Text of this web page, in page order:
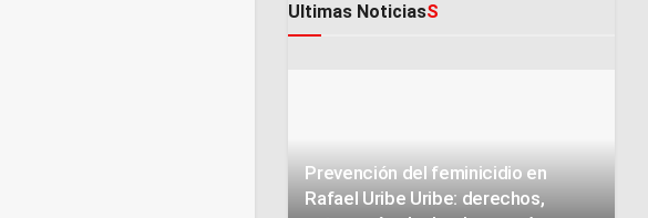
Ultimas NoticiasS
Prevención del feminicidio en
Rafael Uribe Uribe: derechos,